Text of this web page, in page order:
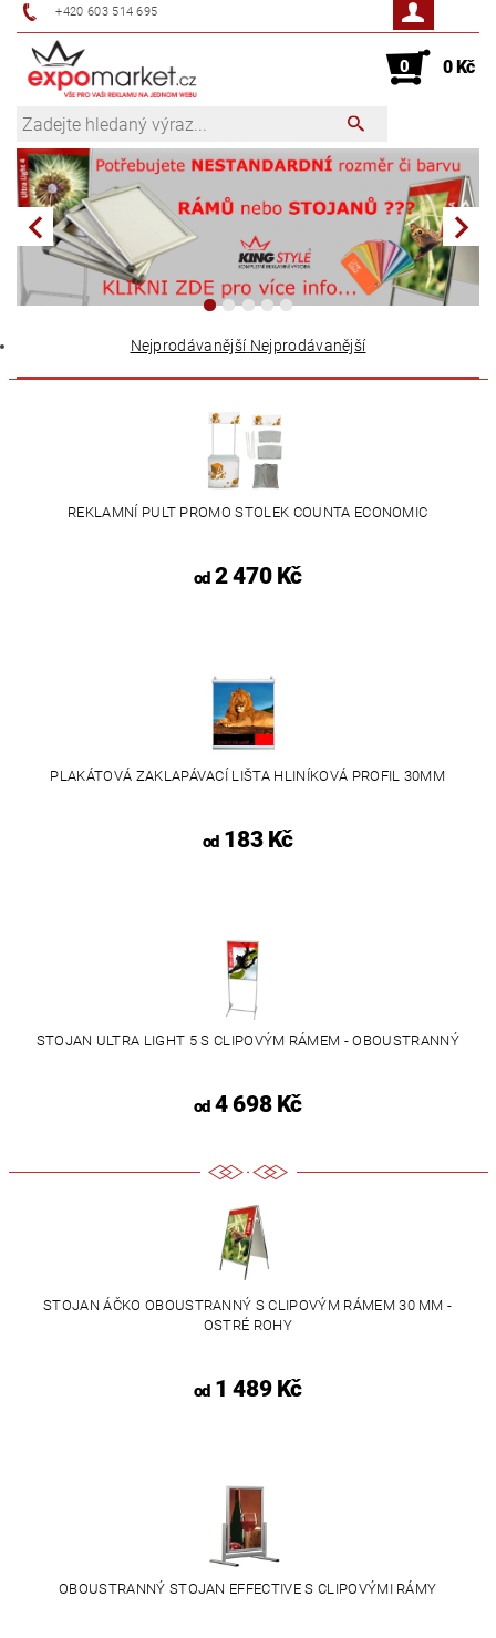
+420 603 514 695
0 0 Kč
Nejprodávanější Nejprodávanější
REKLAMNÍ PULT PROMO STOLEK COUNTA ECONOMIC
od2 470 Kč
PLAKÁTOVÁ ZAKLAPÁVACÍ LIŠTA HLINÍKOVÁ PROFIL 30MM
od183 Kč
STOJAN ULTRA LIGHT 5 S CLIPOVÝM RÁMEM - OBOUSTRANNÝ
od4 698 Kč
STOJAN ÁČKO OBOUSTRANNÝ S CLIPOVÝM RÁMEM 30 MM -
OSTRÉ ROHY
od1 489 Kč
OBOUSTRANNÝ STOJAN EFFECTIVE S CLIPOVÝMI RÁMY